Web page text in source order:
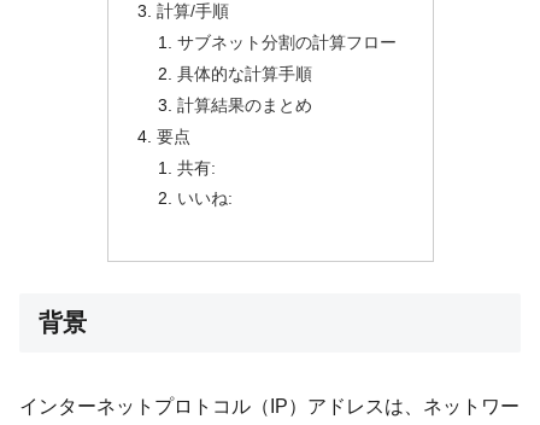
計算/手順
サブネット分割の計算フロー
具体的な計算手順
計算結果のまとめ
要点
共有:
いいね:
背景
インターネットプロトコル（IP）アドレスは、ネットワー